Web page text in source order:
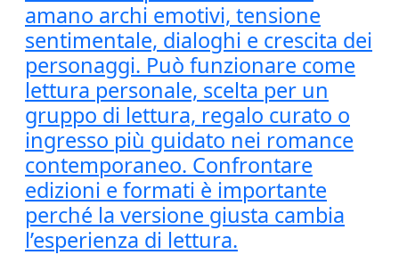
amano archi emotivi, tensione
sentimentale, dialoghi e crescita dei
personaggi. Può funzionare come
lettura personale, scelta per un
gruppo di lettura, regalo curato o
ingresso più guidato nei romance
contemporaneo. Confrontare
edizioni e formati è importante
perché la versione giusta cambia
l’esperienza di lettura.